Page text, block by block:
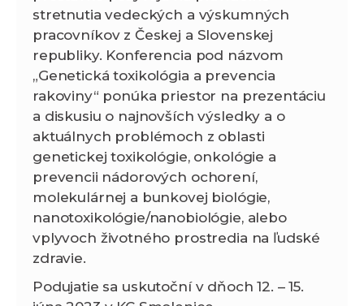
stretnutia vedeckých a výskumných
pracovníkov z Českej a Slovenskej
republiky. Konferencia pod názvom
„Genetická toxikológia a prevencia
rakoviny“ ponúka priestor na prezentáciu
a diskusiu o najnovších výsledky a o
aktuálnych problémoch z oblasti
genetickej toxikológie, onkológie a
prevencii nádorových ochorení,
molekulárnej a bunkovej biológie,
nanotoxikológie/nanobiológie, alebo
vplyvoch životného prostredia na ľudské
zdravie.
Podujatie sa uskutoční v dňoch 12. – 15.